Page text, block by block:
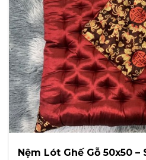
Nệm Lót Ghế Gỗ 50x50 –